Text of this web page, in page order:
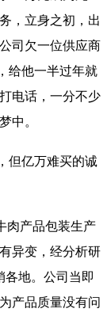
，立身之初，出
司欠一位供应商
给他一半过年就
电话，一分不少
中。
亿万难买的诚
产品包装生产
异变，经分析研
各地。公司当即
产品质量没有问